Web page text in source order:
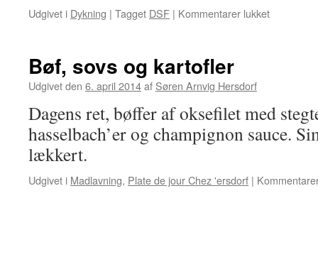
Udgivet i Dykning | Tagget DSF | Kommentarer lukket
Bøf, sovs og kartofler
Udgivet den 6. april 2014af Søren Arnvig Hersdorf
Dagens ret, bøffer af oksefilet med
hasselbach’er og champignon sauce.
lækkert.
Udgivet i Madlavning, Plate de jour Chez 'ersdorf |